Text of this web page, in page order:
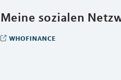
Meine sozialen
whofinance